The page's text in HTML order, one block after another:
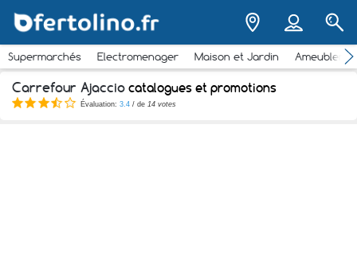
Supermarchés Electromenager Maison et Jardin
Carrefour Ajaccio catalogues et promotions
Évaluation: 3.4 / de 14 votes